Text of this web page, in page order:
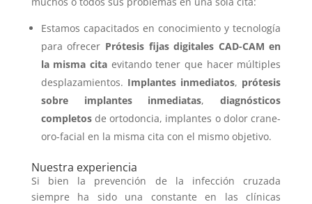
Estamos capacitados en conocimiento y tecnología
para ofrecer Prótesis fijas digitales CAD-CAM en
la misma cita evitando tener que hacer múltiples
desplazamientos. Implantes inmediatos, prótesis
sobre implantes inmediatas,diagnósticos
completosde ortodoncia, implantes o dolor crane-
oro-facial en la misma cita con el mismo objetivo.
Nuestra experiencia
Si bien la prevención de la infección cruzada
siempre ha sido una constante en las clínicas